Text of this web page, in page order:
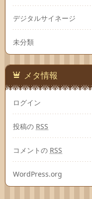
デジタルサイネージ
未分類
メタ情報
ログイン
投稿の RSS
コメントの RSS
WordPress.org